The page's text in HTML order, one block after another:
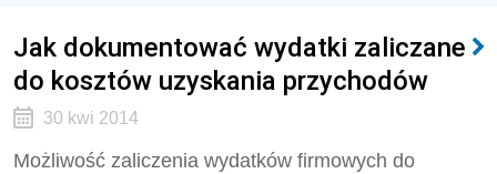
Jak dokumentować wydatki zaliczane
do kosztów uzyskania przychodów
30 kwi 2014
Możliwość zaliczenia wydatków firmowych do